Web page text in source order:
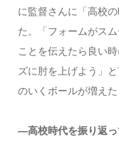
に監督さんに「高校
た。「フォームがス
ことを伝えたら良い
ズに肘を上げよう」
のいくボールが増えた
―高校時代を振り返っ